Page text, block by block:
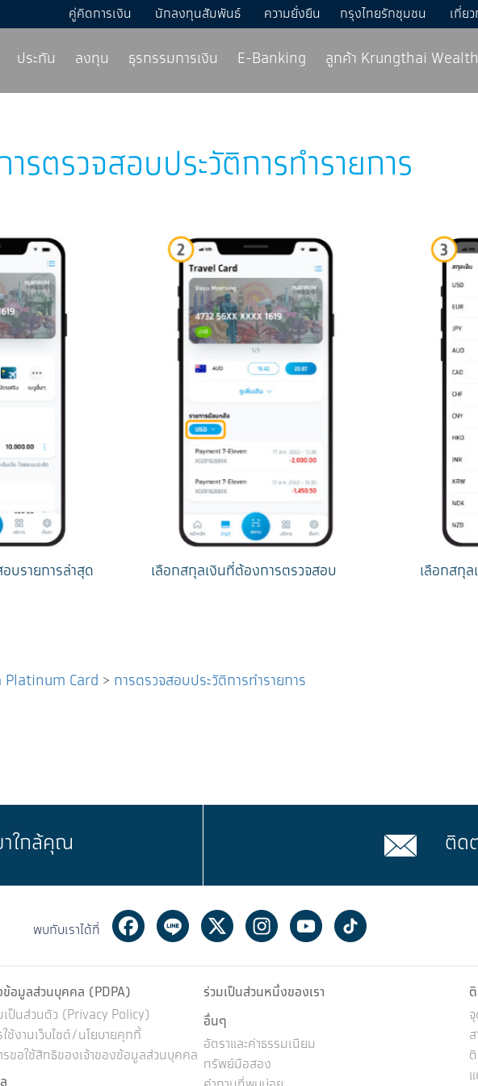
คู่คิดการเงิน นักลงทุนสัมพันธ์ ความยั่งยืน กรุงไทยรักชุมชน เกี่ย
ประกัน ลงทุน ธุรกรรมการเงิน E-Banking ลูกค้า Krungthai Wealth
ารตรวจสอบประวัติการทำรายการ
บรายการล่าสุด เลือกสกุลเงินที่ต้องการตรวจสอบ เลือกสกุ
Card > การตรวจสอบประวัติการทำรายการ
าใกล้คุณ ติด
พบกับเราได้ที่ Facebook
Line TwitterInstagram
YoutubeTiktok
อมูลส่วนบุคคล (PDPA)
เป็นส่วนตัว (Privacy Policy)
ช้งานเว็บไซต์/นโยบายคุกกี้
ขอใช้สิทธิของเจ้าของข้อมูลส่วนบุคคล
ร่วมเป็นส่วนหนึ่งของเรา
อื่นๆ
อัตราและค่าธรรมเนียม
ทรัพย์มือสอง